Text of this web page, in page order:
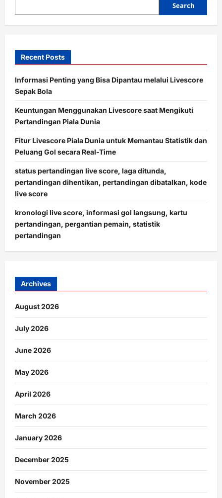
Search
Recent Posts
Informasi Penting yang Bisa Dipantau melalui Livescore
Sepak Bola
Keuntungan Menggunakan Livescore saat Mengikuti
Pertandingan Piala Dunia
Fitur Livescore Piala Dunia untuk Memantau Statistik dan
Peluang Gol secara Real-Time
status pertandingan live score, laga ditunda,
pertandingan dihentikan, pertandingan dibatalkan, kode
live score
kronologi live score, informasi gol langsung, kartu
pertandingan, pergantian pemain, statistik
pertandingan
Archives
August 2026
July 2026
June 2026
May 2026
April 2026
March 2026
January 2026
December 2025
November 2025